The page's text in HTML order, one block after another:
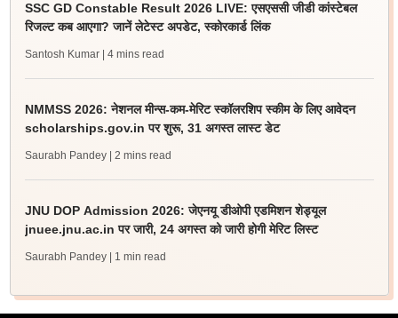
SSC GD Constable Result 2026 LIVE: एसएससी जीडी कांस्टेबल
रिजल्ट कब आएगा? जानें लेटेस्ट अपडेट, स्कोरकार्ड लिंक
Santosh Kumar | 4 mins read
NMMSS 2026: नेशनल मीन्स-कम-मेरिट स्कॉलरशिप स्कीम के लिए आवेदन
scholarships.gov.in पर शुरू, 31 अगस्त लास्ट डेट
Saurabh Pandey | 2 mins read
JNU DOP Admission 2026: जेएनयू डीओपी एडमिशन शेड्यूल
jnuee.jnu.ac.in पर जारी, 24 अगस्त को जारी होगी मेरिट लिस्ट
Saurabh Pandey | 1 min read